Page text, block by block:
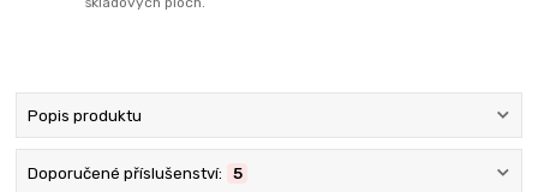
Popis produktu
Doporučené příslušenství: 5